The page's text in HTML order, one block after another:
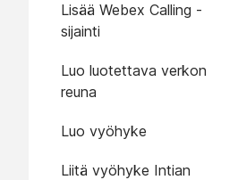
käyttöönotto Webex
Callingissa
Lisää Webex Calling -
sijainti
Luo luotettava verkon
reuna
Luo vyöhyke
Liitä vyöhyke Intian